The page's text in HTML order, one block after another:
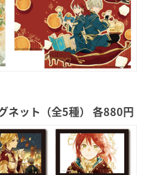
ネット（全5種） 各880円